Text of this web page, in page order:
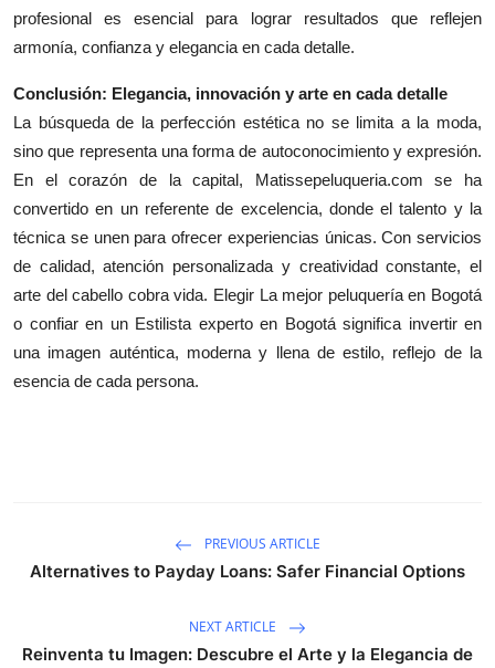
profesional es esencial para lograr resultados que reflejen
armonía, confianza y elegancia en cada detalle.
Conclusión: Elegancia, innovación y arte en cada detalle
La búsqueda de la perfección estética no se limita a la moda,
sino que representa una forma de autoconocimiento y expresión.
En el corazón de la capital, Matissepeluqueria.com se ha
convertido en un referente de excelencia, donde el talento y la
técnica se unen para ofrecer experiencias únicas. Con servicios
de calidad, atención personalizada y creatividad constante, el
arte del cabello cobra vida. Elegir La mejor peluquería en Bogotá
o confiar en un Estilista experto en Bogotá significa invertir en
una imagen auténtica, moderna y llena de estilo, reflejo de la
esencia de cada persona.
PREVIOUS ARTICLE
Alternatives to Payday Loans: Safer Financial Options
NEXT ARTICLE
Reinventa tu Imagen: Descubre el Arte y la Elegancia de